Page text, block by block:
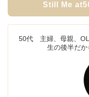
Still Me
50代 主婦、母親、OL
生の後半だか